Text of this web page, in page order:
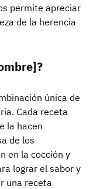
permite apreciar
de la herencia
única de
Cada receta
la hacen
de los
en la cocción y
lograr el sabor y
una receta